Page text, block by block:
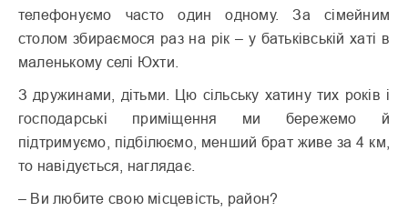
телефонуємо часто один одному. За сімейним
столом збираємося раз на рік – у батьківській хаті в
маленькому селі Юхти.
З дружинами, дітьми. Цю сільську хатину тих років і
господарські приміщення ми бережемо й
підтримуємо, підбілюємо, менший брат живе за 4 км,
то навідується, наглядає.
– Ви любите свою місцевість, район?